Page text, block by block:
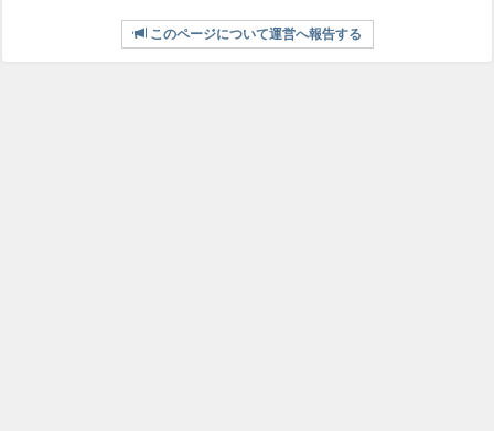
このページについて運営へ報告する